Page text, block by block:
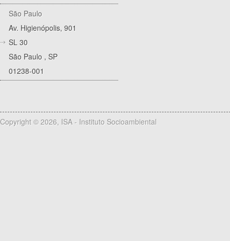
São Paulo
Av. Higienópolis, 901
SL 30
São Paulo , SP
01238-001
Copyright © 2026, ISA - Instituto Socioambiental